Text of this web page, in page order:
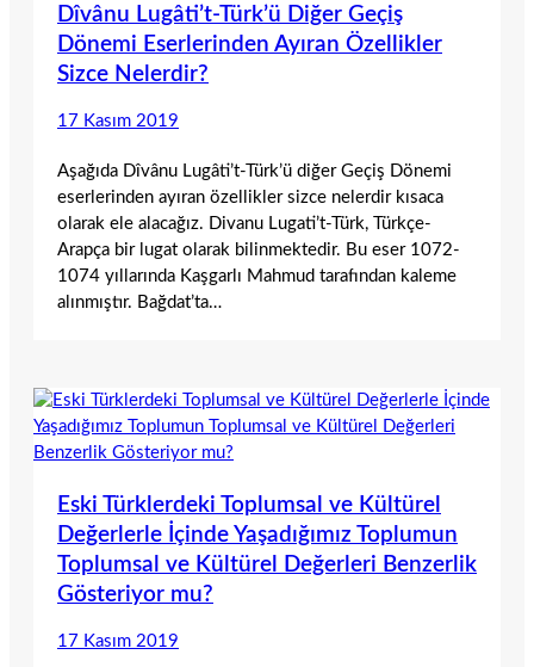
Dîvânu Lugâti’t-Türk’ü Diğer Geçiş
Dönemi Eserlerinden Ayıran Özellikler
Sizce Nelerdir?
17 Kasım 2019
Aşağıda Dîvânu Lugâti’t-Türk’ü diğer Geçiş Dönemi
eserlerinden ayıran özellikler sizce nelerdir kısaca
olarak ele alacağız. Divanu Lugati’t-Türk, Türkçe-
Arapça bir lugat olarak bilinmektedir. Bu eser 1072-
1074 yıllarında Kaşgarlı Mahmud tarafından kaleme
alınmıştır. Bağdat’ta…
Eski Türklerdeki Toplumsal ve Kültürel
Değerlerle İçinde Yaşadığımız Toplumun
Toplumsal ve Kültürel Değerleri Benzerlik
Gösteriyor mu?
17 Kasım 2019